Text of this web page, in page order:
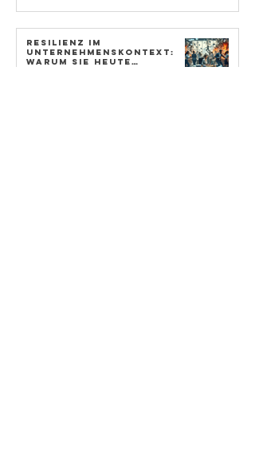
Resilienz im
Unternehmenskontext:
Warum sie heute